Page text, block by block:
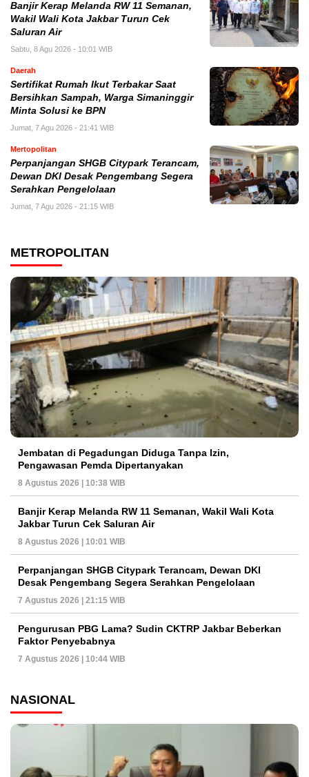
Banjir Kerap Melanda RW 11 Semanan,
Wakil Wali Kota Jakbar Turun Cek
Saluran Air
Sabtu, 8 Agu 2026 - 10:01 WIB
Daerah
Sertifikat Rumah Ikut Terbakar Saat
Bersihkan Sampah, Warga Simaninggir
Minta Solusi ke BPN
Jumat, 7 Agu 2026 - 21:41 WIB
Mertopolitan
Perpanjangan SHGB Citypark Terancam,
Dewan DKI Desak Pengembang Segera
Serahkan Pengelolaan
Jumat, 7 Agu 2026 - 21:15 WIB
METROPOLITAN
Jembatan di Pegadungan Diduga Tanpa Izin,
Pengawasan Pemda Dipertanyakan
8 Agustus 2026 | 10:38 WIB
Banjir Kerap Melanda RW 11 Semanan, Wakil Wali Kota
Jakbar Turun Cek Saluran Air
8 Agustus 2026 | 10:01 WIB
Perpanjangan SHGB Citypark Terancam, Dewan DKI
Desak Pengembang Segera Serahkan Pengelolaan
7 Agustus 2026 | 21:15 WIB
Pengurusan PBG Lama? Sudin CKTRP Jakbar Beberkan
Faktor Penyebabnya
7 Agustus 2026 | 10:44 WIB
NASIONAL